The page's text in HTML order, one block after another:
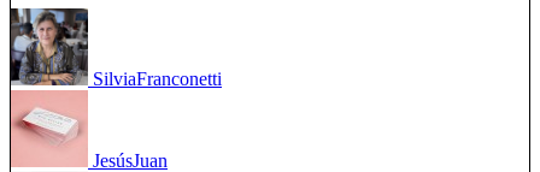
SilviaFranconetti
JesúsJuan